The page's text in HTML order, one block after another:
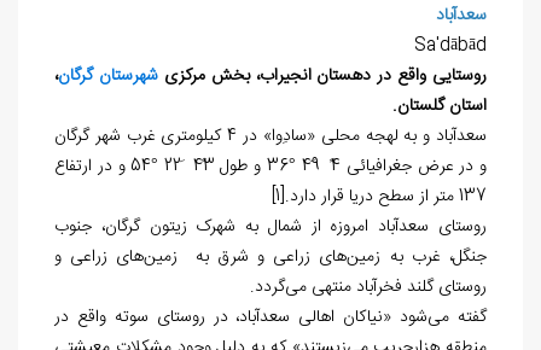
سعدآباد
Sa'dābād
روستایی واقع در دهستان انجیراب، بخش مرکزیشهرستان گرگان،
استان گلستان.
سعدآباد و به لهجه محلی «سادِوا» در 4 کیلومتری غرب شهر گرگان
و در عرض جغرافیائی 4ً 49َ °36 و طول 43ً َ22 °54 و در ارتفاع
137 متر از سطح دریا قرار دارد.
[1]
روستای سعدآباد امروزه از شمال به شهرک زیتون گرگان، جنوب
جنگل، غرب به زمین‌های زراعی و شرق به زمین‌های زراعی و
روستای گلند فخرآباد منتهی می‌گردد.
گفته می‌شود «نیاکان اهالی سعدآباد، در روستای سوته واقع در